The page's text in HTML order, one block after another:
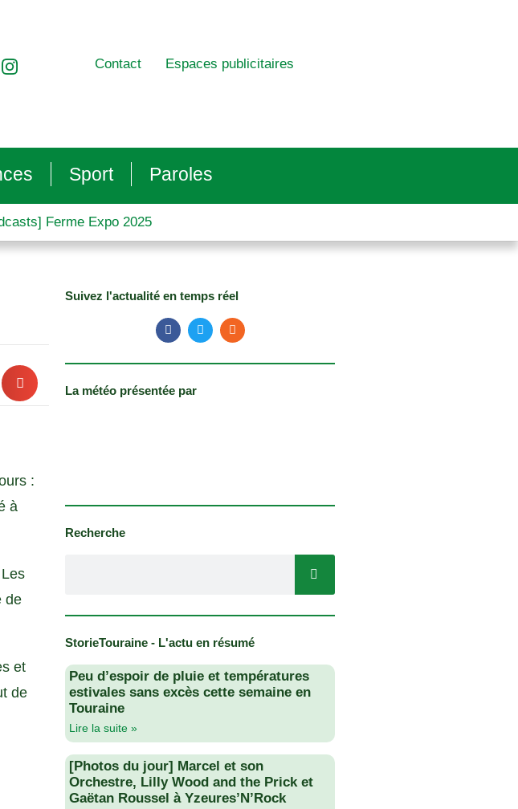
Contact Espaces publicitaires
Sport Paroles
Ferme Expo 2025
:
à
de
et
de
Suivez l'actualité en temps réel
La météo présentée par
Recherche
StorieTouraine - L'actu en résumé
Peu d’espoir de pluie et températures
estivales sans excès cette semaine en
Touraine
Lire la suite »
[Photos du jour] Marcel et son
Orchestre, Lilly Wood and the Prick et
Gaëtan Roussel à Yzeures’N’Rock